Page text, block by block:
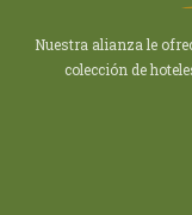
Nuestra alianza le
colección de